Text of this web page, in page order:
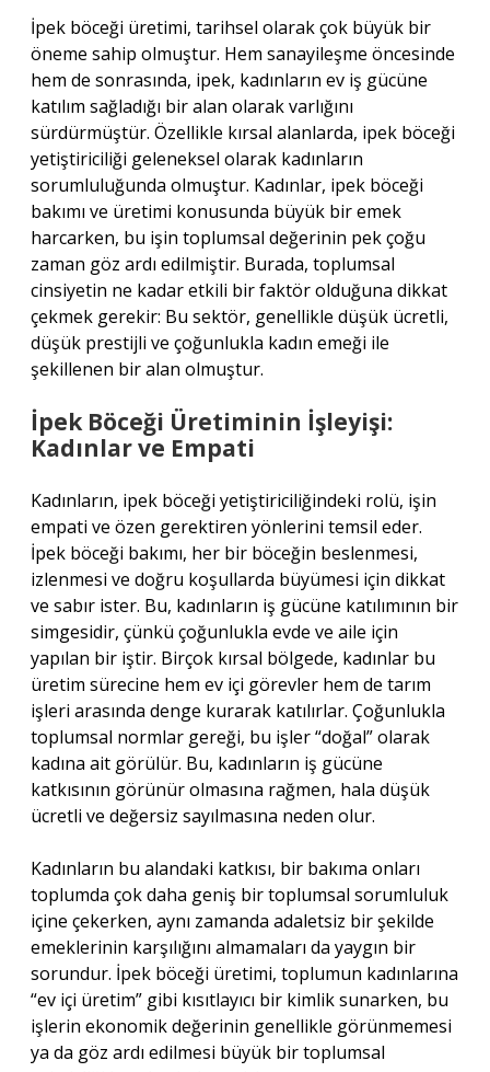
İpek böceği üretimi, tarihsel olarak çok büyük bir
öneme sahip olmuştur. Hem sanayileşme öncesinde
hem de sonrasında, ipek, kadınların ev iş gücüne
katılım sağladığı bir alan olarak varlığını
sürdürmüştür. Özellikle kırsal alanlarda, ipek böceği
yetiştiriciliği geleneksel olarak kadınların
sorumluluğunda olmuştur. Kadınlar, ipek böceği
bakımı ve üretimi konusunda büyük bir emek
harcarken, bu işin toplumsal değerinin pek çoğu
zaman göz ardı edilmiştir. Burada, toplumsal
cinsiyetin ne kadar etkili bir faktör olduğuna dikkat
çekmek gerekir: Bu sektör, genellikle düşük ücretli,
düşük prestijli ve çoğunlukla kadın emeği ile
şekillenen bir alan olmuştur.
İpek Böceği Üretiminin İşleyişi:
Kadınlar ve Empati
Kadınların, ipek böceği yetiştiriciliğindeki rolü, işin
empati ve özen gerektiren yönlerini temsil eder.
İpek böceği bakımı, her bir böceğin beslenmesi,
izlenmesi ve doğru koşullarda büyümesi için dikkat
ve sabır ister. Bu, kadınların iş gücüne katılımının bir
simgesidir, çünkü çoğunlukla evde ve aile için
yapılan bir iştir. Birçok kırsal bölgede, kadınlar bu
üretim sürecine hem ev içi görevler hem de tarım
işleri arasında denge kurarak katılırlar. Çoğunlukla
toplumsal normlar gereği, bu işler “doğal” olarak
kadına ait görülür. Bu, kadınların iş gücüne
katkısının görünür olmasına rağmen, hala düşük
ücretli ve değersiz sayılmasına neden olur.
Kadınların bu alandaki katkısı, bir bakıma onları
toplumda çok daha geniş bir toplumsal sorumluluk
içine çekerken, aynı zamanda adaletsiz bir şekilde
emeklerinin karşılığını almamaları da yaygın bir
sorundur. İpek böceği üretimi, toplumun kadınlarına
“ev içi üretim” gibi kısıtlayıcı bir kimlik sunarken, bu
işlerin ekonomik değerinin genellikle görünmemesi
ya da göz ardı edilmesi büyük bir toplumsal